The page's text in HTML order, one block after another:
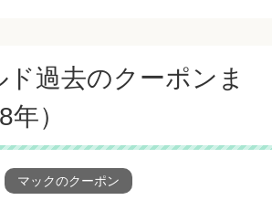
過去のクーポンま
）
マックのクーポン